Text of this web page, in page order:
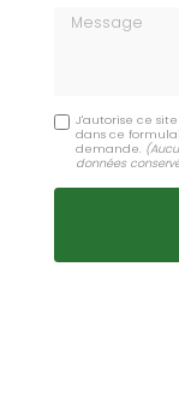
Message
J'autorise ce
dans ce
demande.
données